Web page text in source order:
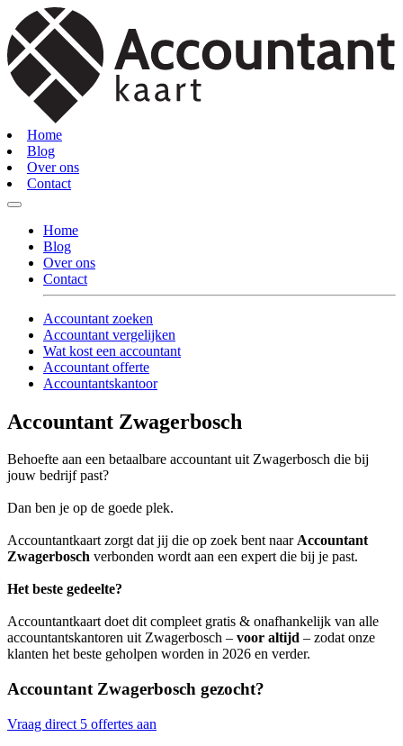
Home
Blog
Over ons
Contact
Home
Blog
Over ons
Contact
Accountant zoeken
Accountant vergelijken
Wat kost een accountant
Accountant offerte
Accountantskantoor
Accountant Zwagerbosch
Behoefte aan een betaalbare accountant uit Zwagerbosch die bij
jouw bedrijf past?
Dan ben je op de goede plek.
Accountantkaart zorgt dat jij die op zoek bent naarAccountant
Zwagerbosch verbonden wordt aan een expert die bij je past.
Het beste gedeelte?
Accountantkaart doet dit compleet gratis & onafhankelijk van alle
accountantskantoren uit Zwagerbosch – voor altijd – zodat onze
klanten het beste geholpen worden in 2026 en verder.
Accountant Zwagerbosch gezocht?
Vraag direct 5 offertes aan